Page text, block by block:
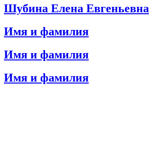
Шубина Елена Евгеньевна
Имя и фамилия
Имя и фамилия
Имя и фамилия